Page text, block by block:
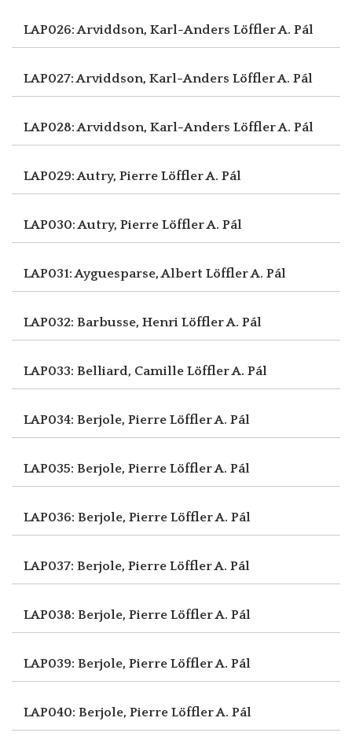
LAP026: Arviddson, Karl-Anders Löffler A. Pál
LAP027: Arviddson, Karl-Anders Löffler A. Pál
LAP028: Arviddson, Karl-Anders Löffler A. Pál
LAP029: Autry, Pierre Löffler A. Pál
LAP030: Autry, Pierre Löffler A. Pál
LAP031: Ayguesparse, Albert Löffler A. Pál
LAP032: Barbusse, Henri Löffler A. Pál
LAP033: Belliard, Camille Löffler A. Pál
LAP034: Berjole, Pierre Löffler A. Pál
LAP035: Berjole, Pierre Löffler A. Pál
LAP036: Berjole, Pierre Löffler A. Pál
LAP037: Berjole, Pierre Löffler A. Pál
LAP038: Berjole, Pierre Löffler A. Pál
LAP039: Berjole, Pierre Löffler A. Pál
LAP040: Berjole, Pierre Löffler A. Pál